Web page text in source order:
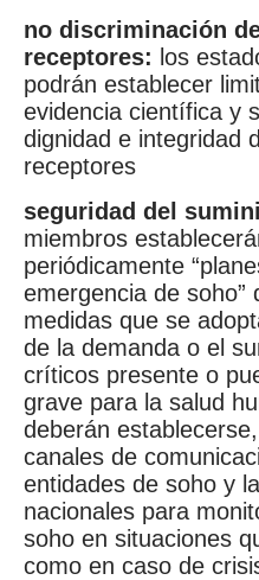
no discriminación
receptores: los
podrán establecer
evidencia científica y
dignidad e integridad
receptores
seguridad del
miembros
periódicamente
emergencia de soho”
medidas que se
de la demanda o el
críticos presente o
grave para la salud
deberán
canales de
entidades de soho y
nacionales para
soho en situaciones
como en caso de